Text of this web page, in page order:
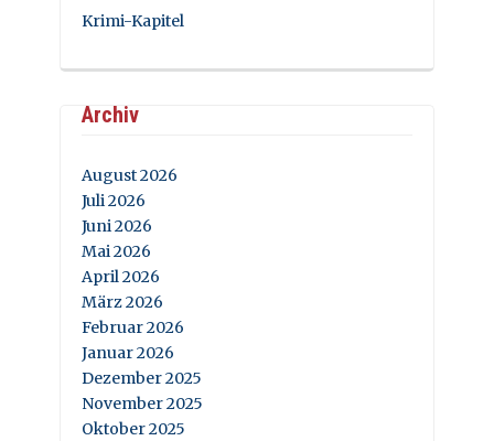
Krimi-Kapitel
Archiv
August 2026
Juli 2026
Juni 2026
Mai 2026
April 2026
März 2026
Februar 2026
Januar 2026
Dezember 2025
November 2025
Oktober 2025